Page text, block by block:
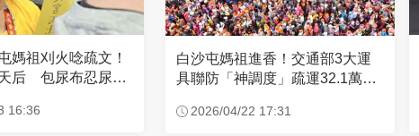
媽祖刈火唸疏文！
后 包尿布忍尿5
16:36
白沙屯媽祖進香！交通部3大運
具聯防「神調度」疏運32.1萬創
2026/04/22 17:31